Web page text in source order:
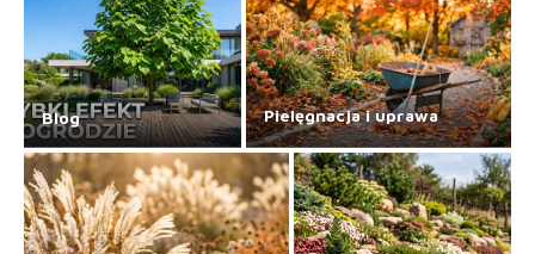
Blog Pielęgnacja i uprawa